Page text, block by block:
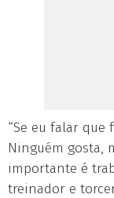
“Se eu falar
Ninguém gosta,
importante é
treinador e